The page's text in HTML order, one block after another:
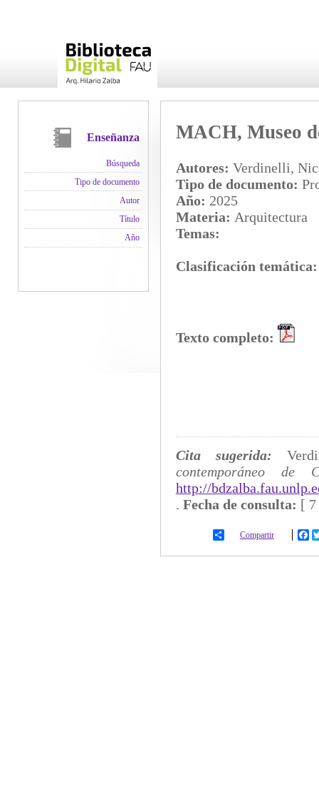
Enseñanza
Búsqueda
Tipo de documento
Autor
Título
Año
MACH, Museo
Autores: Verdinelli,
Tipo de documento:
Año: 2025
Materia: Arquitectura
Temas:
Clasificación
Texto completo:
Cita sugerida:
contemporáneo de
http://
. Fecha de consulta: [
Compartir